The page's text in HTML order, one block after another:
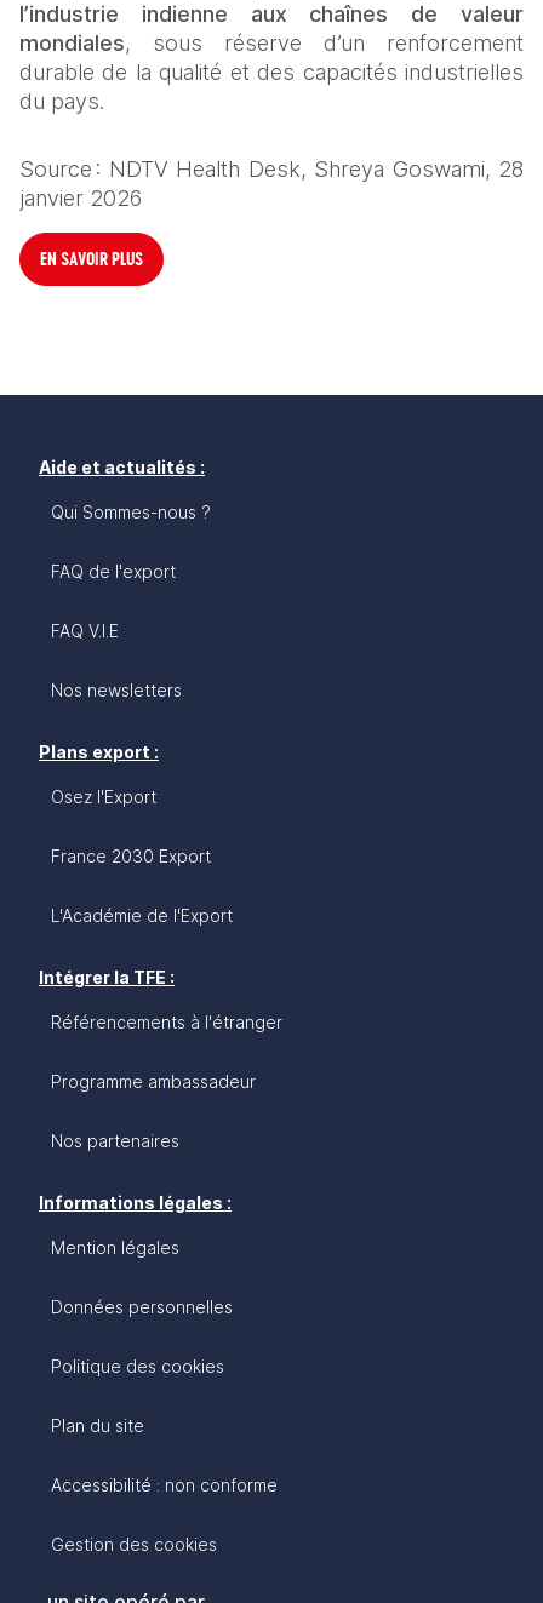
l’industrie indienne aux chaînes de valeur
mondiales, sous réserve d’un renforcement
durable de la qualité et des capacités industrielles
du pays.
Source : NDTV Health Desk, Shreya Goswami, 28
janvier 2026
EN SAVOIR PLUS
Aide et actualités :
Qui Sommes-nous ?
FAQ de l'export
FAQ V.I.E
Nos newsletters
Plans export :
Osez l'Export
France 2030 Export
L'Académie de l'Export
Intégrer la TFE :
Référencements à l'étranger
Programme ambassadeur
Nos partenaires
Informations légales :
Mention légales
Données personnelles
Politique des cookies
Plan du site
Accessibilité : non conforme
Gestion des cookies